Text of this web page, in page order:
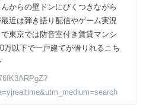
からの壁ドンにびくつきながら
近は弾き語り配信やゲーム実況
東京では防音室付き賃貸マンシ
万以下で一戸建てが借りれるこち